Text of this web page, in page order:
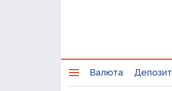
Валюта